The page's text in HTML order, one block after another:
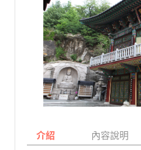
介紹 內容說明